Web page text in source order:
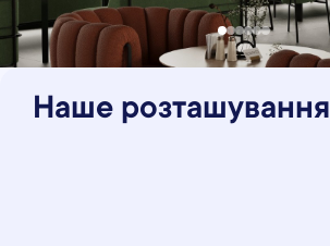
Наше розташування